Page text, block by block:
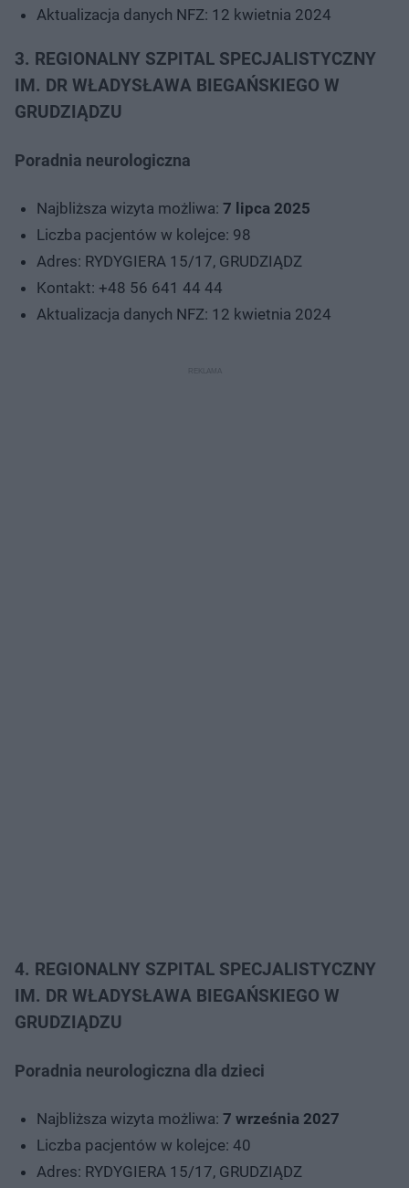
Aktualizacja danych NFZ: 12 kwietnia 2024
3. REGIONALNY SZPITAL SPECJALISTYCZNY
IM. DR WŁADYSŁAWA BIEGAŃSKIEGO W
GRUDZIĄDZU
Poradnia neurologiczna
Najbliższa wizyta możliwa: 7 lipca 2025
Liczba pacjentów w kolejce: 98
Adres: RYDYGIERA 15/17, GRUDZIĄDZ
Kontakt: +48 56 641 44 44
Aktualizacja danych NFZ: 12 kwietnia 2024
4. REGIONALNY SZPITAL SPECJALISTYCZNY
IM. DR WŁADYSŁAWA BIEGAŃSKIEGO W
GRUDZIĄDZU
Poradnia neurologiczna dla dzieci
Najbliższa wizyta możliwa: 7 września 2027
Liczba pacjentów w kolejce: 40
Adres: RYDYGIERA 15/17, GRUDZIĄDZ